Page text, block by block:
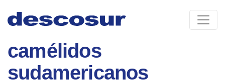
content
camélidos
sudamericanos